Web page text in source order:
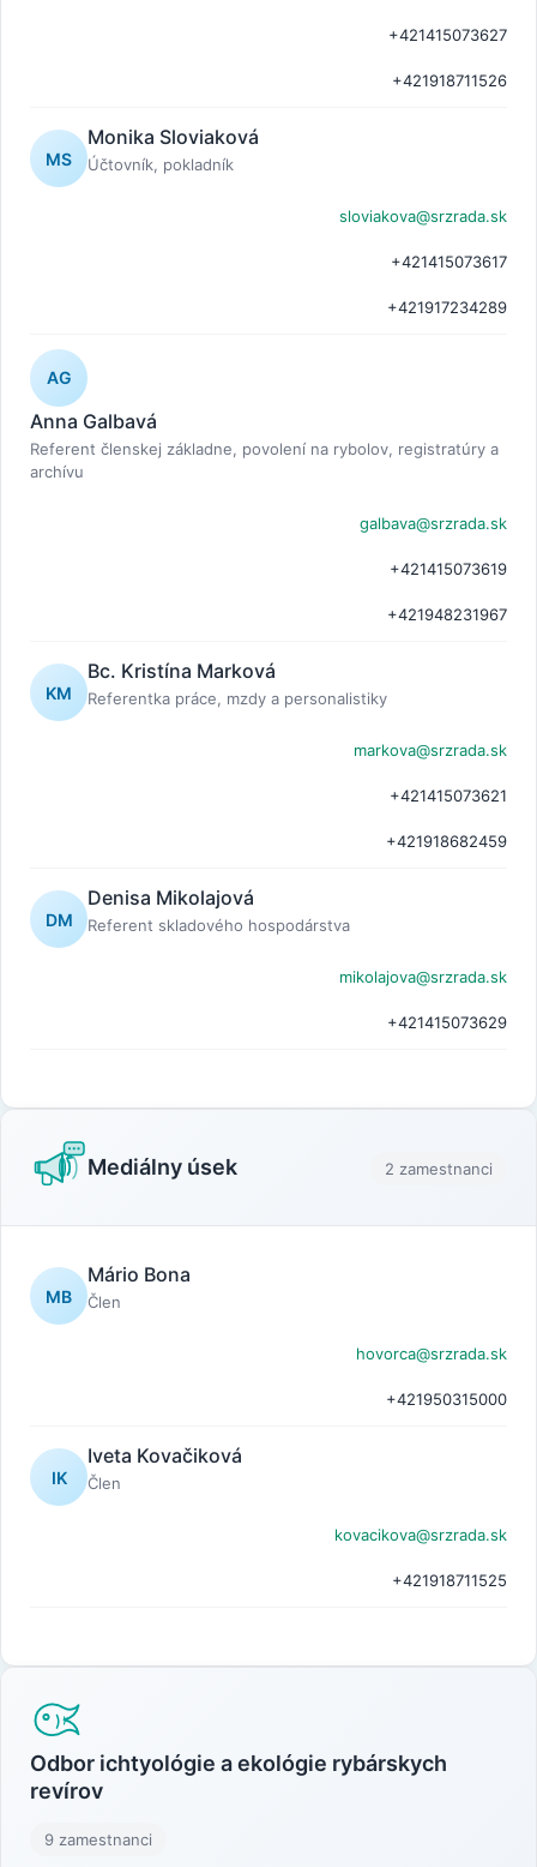
+421415073627
+421918711526
MS
Monika Sloviaková
Účtovník, pokladník
sloviakova@srzrada.sk
+421415073617
+421917234289
AG
Anna Galbavá
Referent členskej základne, povolení na rybolov, registratúry a
archívu
galbava@srzrada.sk
+421415073619
+421948231967
KM
Bc. Kristína Marková
Referentka práce, mzdy a personalistiky
markova@srzrada.sk
+421415073621
+421918682459
DM
Denisa Mikolajová
Referent skladového hospodárstva
mikolajova@srzrada.sk
+421415073629
Mediálny úsek 2 zamestnanci
MB
Mário Bona
Člen
hovorca@srzrada.sk
+421950315000
IK
Iveta Kovačiková
Člen
kovacikova@srzrada.sk
+421918711525
Odbor ichtyológie a ekológie rybárskych
revírov
9 zamestnanci